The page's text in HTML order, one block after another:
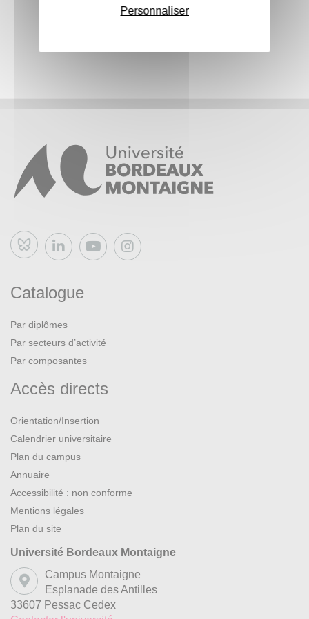
M2 Le montage de projet dans le cadre d’appels à
formulation et structuration du projet
planification, budget et anticipation des risques
Bluesky
Catalogue
Par diplômes
Par secteurs d’activité
Par composantes
Accès directs
Orientation/Insertion
Calendrier universitaire
Plan du campus
Annuaire
Accessibilité : non conforme
Mentions légales
Plan du site
Université Bordeaux Montaigne
Campus Montaigne
Esplanade des Antilles
33607 Pessac Cedex
Personnaliser